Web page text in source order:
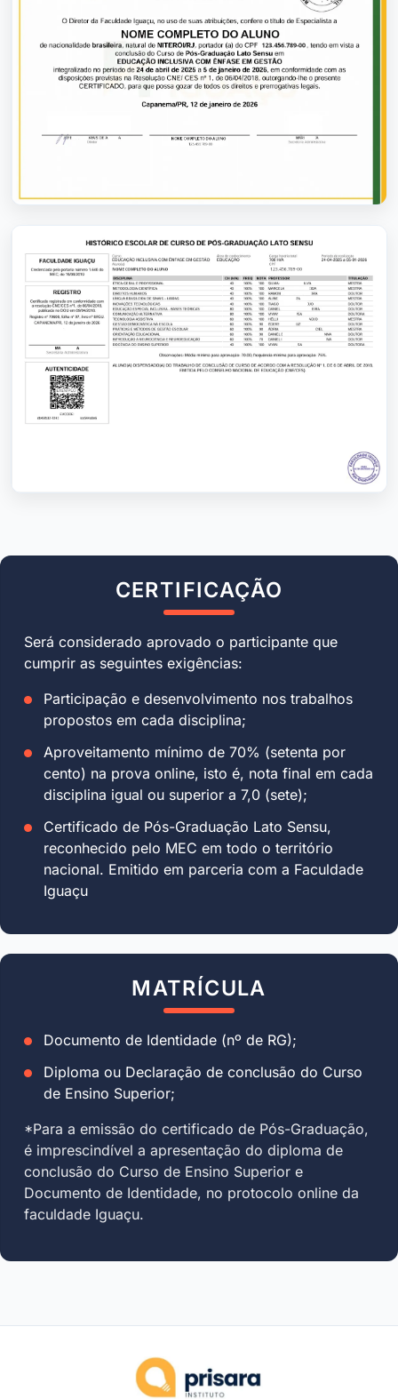
CERTIFICAÇÃO
Será considerado aprovado o participante que
cumprir as seguintes exigências:
Participação e desenvolvimento nos trabalhos
propostos em cada disciplina;
Aproveitamento mínimo de 70% (setenta por
cento) na prova online, isto é, nota final em cada
disciplina igual ou superior a 7,0 (sete);
Certificado de Pós-Graduação Lato Sensu,
reconhecido pelo MEC em todo o território
nacional. Emitido em parceria com a Faculdade
Iguaçu
MATRÍCULA
Documento de Identidade (nº de RG);
Diploma ou Declaração de conclusão do Curso
de Ensino Superior;
*Para a emissão do certificado de Pós-Graduação,
é imprescindível a apresentação do diploma de
conclusão do Curso de Ensino Superior e
Documento de Identidade, no protocolo online da
faculdade Iguaçu.